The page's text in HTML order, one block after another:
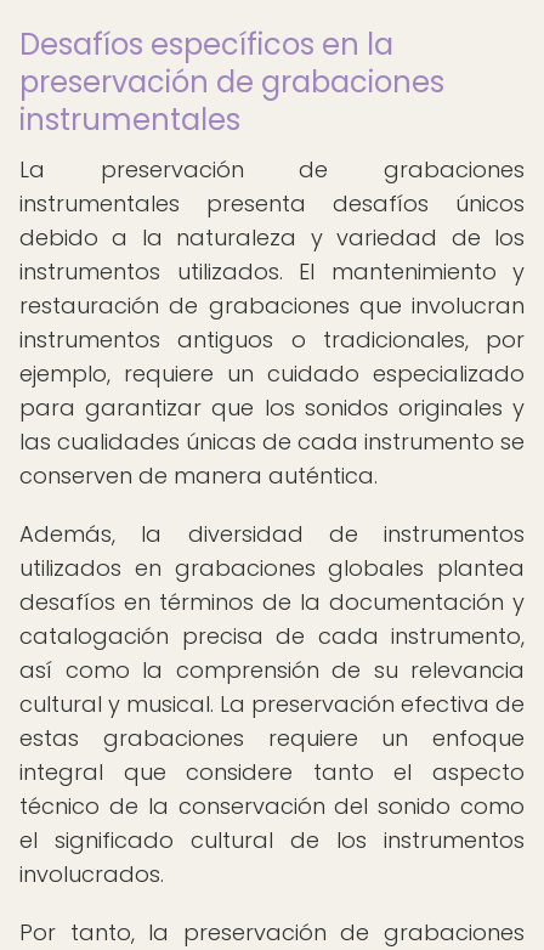
Desafíos específicos en la
preservación de grabaciones
instrumentales
La preservación de grabaciones
instrumentales presenta desafíos únicos
debido a la naturaleza y variedad de los
instrumentos utilizados. El mantenimiento y
restauración de grabaciones que involucran
instrumentos antiguos o tradicionales, por
ejemplo, requiere un cuidado especializado
para garantizar que los sonidos originales y
las cualidades únicas de cada instrumento se
conserven de manera auténtica.
Además, la diversidad de instrumentos
utilizados en grabaciones globales plantea
desafíos en términos de la documentación y
catalogación precisa de cada instrumento,
así como la comprensión de su relevancia
cultural y musical. La preservación efectiva de
estas grabaciones requiere un enfoque
integral que considere tanto el aspecto
técnico de la conservación del sonido como
el significado cultural de los instrumentos
involucrados.
Por tanto, la preservación de grabaciones